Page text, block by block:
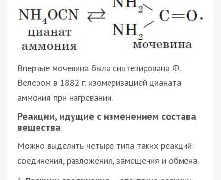
Впервые мочевина была синтезирована Ф.
Велером в 1882 г. изомеризацией цианата
аммония при нагревании.
Реакции, идущие с изменением состава
вещества
Можно выделить четыре типа таких реакций:
соединения, разложения, замещения и обмена.